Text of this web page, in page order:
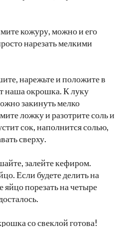
кожуру, можно и его
нарезать мелкими
нарежьте и положите в
наша окрошка. К луку
закинуть мелко
ложку и разотрите соль и
сок, наполнится солью,
сверху.
залейте кефиром.
Если будете делить на
порезать на четыре
со свеклой готова!